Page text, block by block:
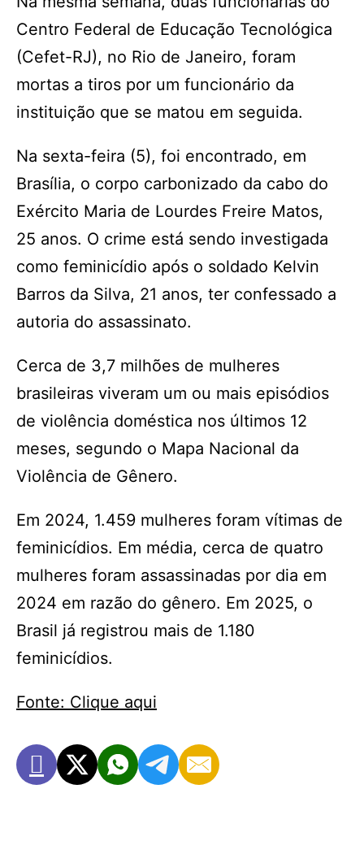
Centro Federal de Educação Tecnológica
(Cefet-RJ), no Rio de Janeiro, foram
mortas a tiros por um funcionário da
instituição que se matou em seguida.
Na sexta-feira (5), foi encontrado, em
Brasília, o corpo carbonizado da cabo do
Exército Maria de Lourdes Freire Matos,
25 anos. O crime está sendo investigada
como feminicídio após o soldado Kelvin
Barros da Silva, 21 anos, ter confessado a
autoria do assassinato.
Cerca de 3,7 milhões de mulheres
brasileiras viveram um ou mais episódios
de violência doméstica nos últimos 12
meses, segundo o Mapa Nacional da
Violência de Gênero.
Em 2024, 1.459 mulheres foram vítimas de
feminicídios. Em média, cerca de quatro
mulheres foram assassinadas por dia em
2024 em razão do gênero. Em 2025, o
Brasil já registrou mais de 1.180
feminicídios.
Fonte: Clique aqui